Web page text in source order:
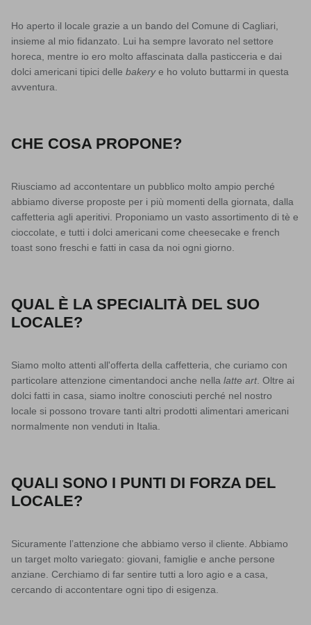
Ho aperto il locale grazie a un bando del Comune di Cagliari,
insieme al mio fidanzato. Lui ha sempre lavorato nel settore
horeca, mentre io ero molto affascinata dalla pasticceria e dai
dolci americani tipici delle bakerye ho voluto buttarmi in questa
avventura.
CHE COSA PROPONE?
Riusciamo ad accontentare un pubblico molto ampio perché
abbiamo diverse proposte per i più momenti della giornata, dalla
caffetteria agli aperitivi. Proponiamo un vasto assortimento di tè e
cioccolate, e tutti i dolci americani come cheesecake e french
toast sono freschi e fatti in casa da noi ogni giorno.
QUAL È LA SPECIALITÀ DEL SUO
LOCALE?
Siamo molto attenti all'offerta della caffetteria, che curiamo con
particolare attenzione cimentandoci anche nella latte art. Oltre ai
dolci fatti in casa, siamo inoltre conosciuti perché nel nostro
locale si possono trovare tanti altri prodotti alimentari americani
normalmente non venduti in Italia.
QUALI SONO I PUNTI DI FORZA DEL
LOCALE?
Sicuramente l’attenzione che abbiamo verso il cliente. Abbiamo
un target molto variegato: giovani, famiglie e anche persone
anziane. Cerchiamo di far sentire tutti a loro agio e a casa,
cercando di accontentare ogni tipo di esigenza.